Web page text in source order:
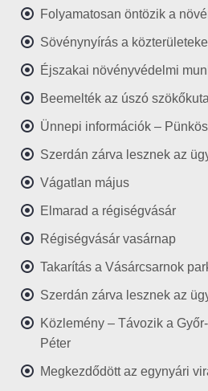
Folyamatosan öntözik a
Sövénynyírás a
Éjszakai növényvédelmi
Beemelték az úszó
Ünnepi információk –
Szerdán zárva lesznek az
Vágatlan május
Elmarad a régiségvásár
Régiségvásár vasárnap
Takarítás a Vásárcsarnok
Szerdán zárva lesznek az
Közlemény – Távozik a
Péter
Megkezdődött az egynyári